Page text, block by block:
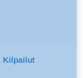
Kilpailut